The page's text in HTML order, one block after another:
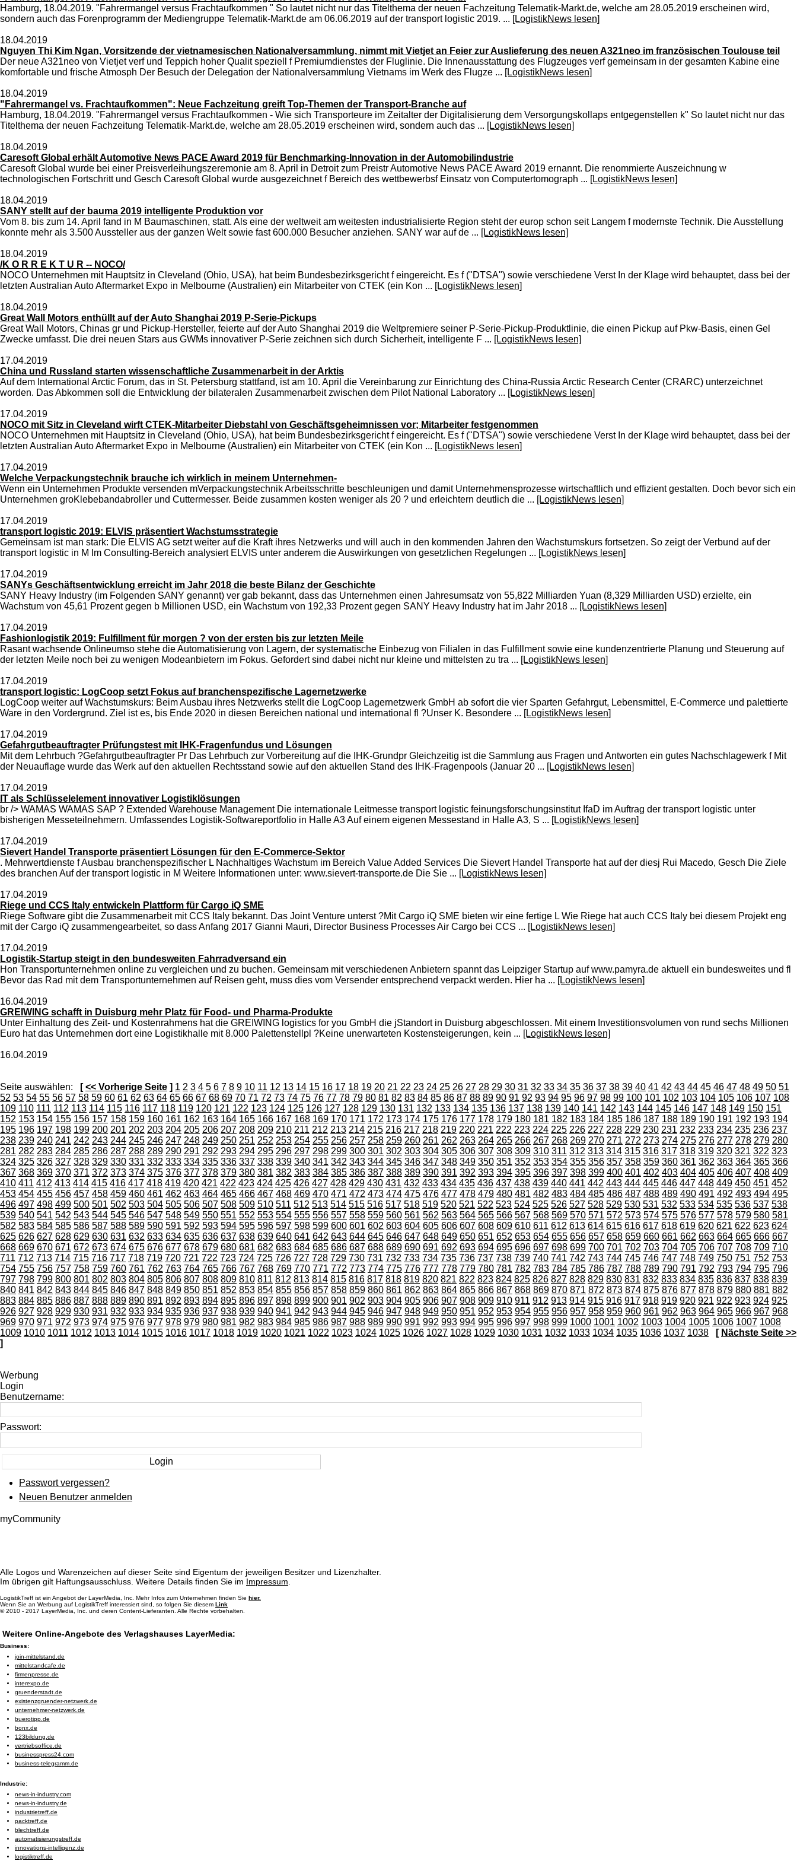
Hamburg, 18.04.2019. "Fahrermangel versus Frachtaufkommen " So lautet nicht nur das Titelthema der neuen Fachzeitung Telematik-Markt.de, welche am 28.05.2019 erscheinen wird,
sondern auch das Forenprogramm der Mediengruppe Telematik-Markt.de am 06.06.2019 auf der transport logistic 2019. ... [LogistikNews lesen]
18.04.2019
Nguyen Thi Kim Ngan, Vorsitzende der vietnamesischen Nationalversammlung, nimmt mit Vietjet an Feier zur Auslieferung des neuen A321neo im französischen Toulouse teil
Der neue A321neo von Vietjet verf und Teppich hoher Qualit speziell f Premiumdienstes der Fluglinie. Die Innenausstattung des Flugzeuges verf gemeinsam in der gesamten Kabine eine
komfortable und frische Atmosph Der Besuch der Delegation der Nationalversammlung Vietnams im Werk des Flugze ... [LogistikNews lesen]
18.04.2019
"Fahrermangel vs. Frachtaufkommen": Neue Fachzeitung greift Top-Themen der Transport-Branche auf
Hamburg, 18.04.2019. "Fahrermangel versus Frachtaufkommen - Wie sich Transporteure im Zeitalter der Digitalisierung dem Versorgungskollaps entgegenstellen k" So lautet nicht nur das
Titelthema der neuen Fachzeitung Telematik-Markt.de, welche am 28.05.2019 erscheinen wird, sondern auch das ... [LogistikNews lesen]
18.04.2019
Caresoft Global erhält Automotive News PACE Award 2019 für Benchmarking-Innovation in der Automobilindustrie
Caresoft Global wurde bei einer Preisverleihungszeremonie am 8. April in Detroit zum Preistr Automotive News PACE Award 2019 ernannt. Die renommierte Auszeichnung w
technologischen Fortschritt und Gesch Caresoft Global wurde ausgezeichnet f Bereich des wettbewerbsf Einsatz von Computertomograph ... [LogistikNews lesen]
18.04.2019
SANY stellt auf der bauma 2019 intelligente Produktion vor
Vom 8. bis zum 14. April fand in M Baumaschinen, statt. Als eine der weltweit am weitesten industrialisierte Region steht der europ schon seit Langem f modernste Technik. Die Ausstellung
konnte mehr als 3.500 Aussteller aus der ganzen Welt sowie fast 600.000 Besucher anziehen. SANY war auf de ... [LogistikNews lesen]
18.04.2019
/K O R R E K T U R -- NOCO/
NOCO Unternehmen mit Hauptsitz in Cleveland (Ohio, USA), hat beim Bundesbezirksgericht f eingereicht. Es f ("DTSA") sowie verschiedene Verst In der Klage wird behauptet, dass bei der
letzten Australian Auto Aftermarket Expo in Melbourne (Australien) ein Mitarbeiter von CTEK (ein Kon ... [LogistikNews lesen]
18.04.2019
Great Wall Motors enthüllt auf der Auto Shanghai 2019 P-Serie-Pickups
Great Wall Motors, Chinas gr und Pickup-Hersteller, feierte auf der Auto Shanghai 2019 die Weltpremiere seiner P-Serie-Pickup-Produktlinie, die einen Pickup auf Pkw-Basis, einen Gel
Zwecke umfasst. Die drei neuen Stars aus GWMs innovativer P-Serie zeichnen sich durch Sicherheit, intelligente F ... [LogistikNews lesen]
17.04.2019
China und Russland starten wissenschaftliche Zusammenarbeit in der Arktis
Auf dem International Arctic Forum, das in St. Petersburg stattfand, ist am 10. April die Vereinbarung zur Einrichtung des China-Russia Arctic Research Center (CRARC) unterzeichnet
worden. Das Abkommen soll die Entwicklung der bilateralen Zusammenarbeit zwischen dem Pilot National Laboratory ... [LogistikNews lesen]
17.04.2019
NOCO mit Sitz in Cleveland wirft CTEK-Mitarbeiter Diebstahl von Geschäftsgeheimnissen vor; Mitarbeiter festgenommen
NOCO Unternehmen mit Hauptsitz in Cleveland (Ohio, USA), hat beim Bundesbezirksgericht f eingereicht. Es f ("DTSA") sowie verschiedene Verst In der Klage wird behauptet, dass bei der
letzten Australian Auto Aftermarket Expo in Melbourne (Australien) ein Mitarbeiter von CTEK (ein Kon ... [LogistikNews lesen]
17.04.2019
Welche Verpackungstechnik brauche ich wirklich in meinem Unternehmen-
Wenn ein Unternehmen Produkte versenden mVerpackungstechnik Arbeitsschritte beschleunigen und damit Unternehmensprozesse wirtschaftlich und effizient gestalten. Doch bevor sich ein
Unternehmen groKlebebandabroller und Cuttermesser. Beide zusammen kosten weniger als 20 ? und erleichtern deutlich die ... [LogistikNews lesen]
17.04.2019
transport logistic 2019: ELVIS präsentiert Wachstumsstrategie
Gemeinsam ist man stark: Die ELVIS AG setzt weiter auf die Kraft ihres Netzwerks und will auch in den kommenden Jahren den Wachstumskurs fortsetzen. So zeigt der Verbund auf der
transport logistic in M Im Consulting-Bereich analysiert ELVIS unter anderem die Auswirkungen von gesetzlichen Regelungen ... [LogistikNews lesen]
17.04.2019
SANYs Geschäftsentwicklung erreicht im Jahr 2018 die beste Bilanz der Geschichte
SANY Heavy Industry (im Folgenden SANY genannt) ver gab bekannt, dass das Unternehmen einen Jahresumsatz von 55,822 Milliarden Yuan (8,329 Milliarden USD) erzielte, ein
Wachstum von 45,61 Prozent gegen b Millionen USD, ein Wachstum von 192,33 Prozent gegen SANY Heavy Industry hat im Jahr 2018 ... [LogistikNews lesen]
17.04.2019
Fashionlogistik 2019: Fulfillment für morgen ? von der ersten bis zur letzten Meile
Rasant wachsende Onlineumso stehe die Automatisierung von Lagern, der systematische Einbezug von Filialen in das Fulfillment sowie eine kundenzentrierte Planung und Steuerung auf
der letzten Meile noch bei zu wenigen Modeanbietern im Fokus. Gefordert sind dabei nicht nur kleine und mittelsten zu tra ... [LogistikNews lesen]
17.04.2019
transport logistic: LogCoop setzt Fokus auf branchenspezifische Lagernetzwerke
LogCoop weiter auf Wachstumskurs: Beim Ausbau ihres Netzwerks stellt die LogCoop Lagernetzwerk GmbH ab sofort die vier Sparten Gefahrgut, Lebensmittel, E-Commerce und palettierte
Ware in den Vordergrund. Ziel ist es, bis Ende 2020 in diesen Bereichen national und international fl ?Unser K. Besondere ... [LogistikNews lesen]
17.04.2019
Gefahrgutbeauftragter Prüfungstest mit IHK-Fragenfundus und Lösungen
Mit dem Lehrbuch ?Gefahrgutbeauftragter Pr Das Lehrbuch zur Vorbereitung auf die IHK-Grundpr Gleichzeitig ist die Sammlung aus Fragen und Antworten ein gutes Nachschlagewerk f Mit
der Neuauflage wurde das Werk auf den aktuellen Rechtsstand sowie auf den aktuellen Stand des IHK-Fragenpools (Januar 20 ... [LogistikNews lesen]
17.04.2019
IT als Schlüsselelement innovativer Logistiklösungen
br /> WAMAS WAMAS SAP ? Extended Warehouse Management Die internationale Leitmesse transport logistic feinungsforschungsinstitut IfaD im Auftrag der transport logistic unter
bisherigen Messeteilnehmern. Umfassendes Logistik-Softwareportfolio in Halle A3 Auf einem eigenen Messestand in Halle A3, S ... [LogistikNews lesen]
17.04.2019
Sievert Handel Transporte präsentiert Lösungen für den E-Commerce-Sektor
. Mehrwertdienste f Ausbau branchenspezifischer L Nachhaltiges Wachstum im Bereich Value Added Services Die Sievert Handel Transporte hat auf der diesj Rui Macedo, Gesch Die Ziele
des branchen Auf der transport logistic in M Weitere Informationen unter: www.sievert-transporte.de Die Sie ... [LogistikNews lesen]
17.04.2019
Riege und CCS Italy entwickeln Plattform für Cargo iQ SME
Riege Software gibt die Zusammenarbeit mit CCS Italy bekannt. Das Joint Venture unterst ?Mit Cargo iQ SME bieten wir eine fertige L Wie Riege hat auch CCS Italy bei diesem Projekt eng
mit der Cargo iQ zusammengearbeitet, so dass Anfang 2017 Gianni Mauri, Director Business Processes Air Cargo bei CCS ... [LogistikNews lesen]
17.04.2019
Logistik-Startup steigt in den bundesweiten Fahrradversand ein
Hon Transportunternehmen online zu vergleichen und zu buchen. Gemeinsam mit verschiedenen Anbietern spannt das Leipziger Startup auf www.pamyra.de aktuell ein bundesweites und fl
Bevor das Rad mit dem Transportunternehmen auf Reisen geht, muss dies vom Versender entsprechend verpackt werden. Hier ha ... [LogistikNews lesen]
16.04.2019
GREIWING schafft in Duisburg mehr Platz für Food- und Pharma-Produkte
Unter Einhaltung des Zeit- und Kostenrahmens hat die GREIWING logistics for you GmbH die jStandort in Duisburg abgeschlossen. Mit einem Investitionsvolumen von rund sechs Millionen
Euro hat das Unternehmen dort eine Logistikhalle mit 8.000 Palettenstellpl ?Keine unerwarteten Kostensteigerungen, kein ... [LogistikNews lesen]
16.04.2019
Seite auswählen: [<< Vorherige Seite ] 1 2 3 4 5 6 7 8 9 10 11 12 13 14 15 16 17 18 19 20 21 22 23 24 25 26 27 28 29 30 31 32 33 34 35 36 37 38 39 40 41 42 43 44 45 46 47 48 49 50 51
52 53 54 55 56 57 58 59 60 61 62 63 64 65 66 67 68 69 70 71 72 73 74 75 76 77 78 79 80 81 82 83 84 85 86 87 88 89 90 91 92 93 94 95 96 97 98 99 100 101 102 103 104 105 106 107 108
109 110 111 112 113 114 115 116 117 118 119 120 121 122 123 124 125 126 127 128 129 130 131 132 133 134 135 136 137 138 139 140 141 142 143 144 145 146 147 148 149 150 151
152 153 154 155 156 157 158 159 160 161 162 163 164 165 166 167 168 169 170 171 172 173 174 175 176 177 178 179 180 181 182 183 184 185 186 187 188 189 190 191 192 193 194
195 196 197 198 199 200 201 202 203 204 205 206 207 208 209 210 211 212 213 214 215 216 217 218 219 220 221 222 223 224 225 226 227 228 229 230 231 232 233 234 235 236 237
238 239 240 241 242 243 244 245 246 247 248 249 250 251 252 253 254 255 256 257 258 259 260 261 262 263 264 265 266 267 268 269 270 271 272 273 274 275 276 277 278 279 280
281 282 283 284 285 286 287 288 289 290 291 292 293 294 295 296 297 298 299 300 301 302 303 304 305 306 307 308 309 310 311 312 313 314 315 316 317 318 319 320 321 322 323
324 325 326 327 328 329 330 331 332 333 334 335 336 337 338 339 340 341 342 343 344 345 346 347 348 349 350 351 352 353 354 355 356 357 358 359 360 361 362 363 364 365 366
367 368 369 370 371 372 373 374 375 376 377 378 379 380 381 382 383 384 385 386 387 388 389 390 391 392 393 394 395 396 397 398 399 400 401 402 403 404 405 406 407 408 409
410 411 412 413 414 415 416 417 418 419 420 421 422 423 424 425 426 427 428 429 430 431 432 433 434 435 436 437 438 439 440 441 442 443 444 445 446 447 448 449 450 451 452
453 454 455 456 457 458 459 460 461 462 463 464 465 466 467 468 469 470 471 472 473 474 475 476 477 478 479 480 481 482 483 484 485 486 487 488 489 490 491 492 493 494 495
496 497 498 499 500 501 502 503 504 505 506 507 508 509 510 511 512 513 514 515 516 517 518 519 520 521 522 523 524 525 526 527 528 529 530 531 532 533 534 535 536 537 538
539 540 541 542 543 544 545 546 547 548 549 550 551 552 553 554 555 556 557 558 559 560 561 562 563 564 565 566 567 568 569 570 571 572 573 574 575 576 577 578 579 580 581
582 583 584 585 586 587 588 589 590 591 592 593 594 595 596 597 598 599 600 601 602 603 604 605 606 607 608 609 610 611 612 613 614 615 616 617 618 619 620 621 622 623 624
625 626 627 628 629 630 631 632 633 634 635 636 637 638 639 640 641 642 643 644 645 646 647 648 649 650 651 652 653 654 655 656 657 658 659 660 661 662 663 664 665 666 667
668 669 670 671 672 673 674 675 676 677 678 679 680 681 682 683 684 685 686 687 688 689 690 691 692 693 694 695 696 697 698 699 700 701 702 703 704 705 706 707 708 709 710
711 712 713 714 715 716 717 718 719 720 721 722 723 724 725 726 727 728 729 730 731 732 733 734 735 736 737 738 739 740 741 742 743 744 745 746 747 748 749 750 751 752 753
754 755 756 757 758 759 760 761 762 763 764 765 766 767 768 769 770 771 772 773 774 775 776 777 778 779 780 781 782 783 784 785 786 787 788 789 790 791 792 793 794 795 796
797 798 799 800 801 802 803 804 805 806 807 808 809 810 811 812 813 814 815 816 817 818 819 820 821 822 823 824 825 826 827 828 829 830 831 832 833 834 835 836 837 838 839
840 841 842 843 844 845 846 847 848 849 850 851 852 853 854 855 856 857 858 859 860 861 862 863 864 865 866 867 868 869 870 871 872 873 874 875 876 877 878 879 880 881 882
883 884 885 886 887 888 889 890 891 892 893 894 895 896 897 898 899 900 901 902 903 904 905 906 907 908 909 910 911 912 913 914 915 916 917 918 919 920 921 922 923 924 925
926 927 928 929 930 931 932 933 934 935 936 937 938 939 940 941 942 943 944 945 946 947 948 949 950 951 952 953 954 955 956 957 958 959 960 961 962 963 964 965 966 967 968
969 970 971 972 973 974 975 976 977 978 979 980 981 982 983 984 985 986 987 988 989 990 991 992 993 994 995 996 997 998 999 1000 1001 1002 1003 1004 1005 1006 1007 1008
1009 1010 1011 1012 1013 1014 1015 1016 1017 1018 1019 1020 1021 1022 1023 1024 1025 1026 1027 1028 1029 1030 1031 1032 1033 1034 1035 1036 1037 1038 [ Nächste Seite >>
]
Werbung
Login
Benutzername:
Passwort:
Passwort vergessen?
Neuen Benutzer anmelden
myCommunity
Alle Logos und Warenzeichen auf dieser Seite sind Eigentum der jeweiligen Besitzer und Lizenzhalter.
Im übrigen gilt Haftungsausschluss. Weitere Details finden Sie im Impressum.
LogistikTreff ist ein Angebot der LayerMedia, Inc. Mehr Infos zum Unternehmen finden Sie hier.
Wenn Sie an Werbung auf LogistikTreff interessiert sind, so folgen Sie diesem Link
© 2010 - 2017 LayerMedia, Inc. und deren Content-Lieferanten. Alle Rechte vorbehalten.
Weitere Online-Angebote des Verlagshauses LayerMedia:
Business:
join-mittelstand.de
mittelstandcafe.de
firmenpresse.de
interexpo.de
gruenderstadt.de
existenzgruender-netzwerk.de
unternehmer-netzwerk.de
buerotipp.de
bonx.de
123bildung.de
vertriebsoffice.de
businesspress24.com
business-telegramm.de
Industrie:
news-in-industry.com
news-in-industry.de
industrietreff.de
packtreff.de
blechtreff.de
automatisierungstreff.de
innovations-intelligenz.de
logistiktreff.de